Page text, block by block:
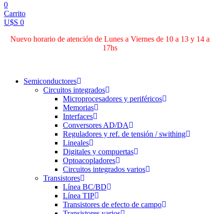
0
Carrito
U$S 0
Nuevo horario de atención de Lunes a Viernes de 10 a 13 y 14 a
17hs
Semiconductores
Circuitos integrados
Microprocesadores y periféricos
Memorias
Interfaces
Conversores AD/DA
Reguladores y ref. de tensión / swithing
Lineales
Digitales y compuertas
Optoacopladores
Circuitos integrados varios
Transistores
Línea BC/BD
Línea TIP
Transistores de efecto de campo